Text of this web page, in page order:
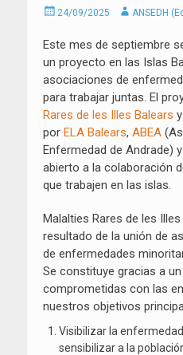
Enviado
24/09/2025 AutorANSEDH
Este mes de septiembre
un proyecto en las Islas
asociaciones de
para trabajar juntas. El
Rares de les Illes Balears
por ELA Balears, ABEA
Enfermedad de Andrade)
abierto a la colaboración
que trabajen en las islas.
Malalties Rares de les
resultado de la unión de
de enfermedades
Se constituye gracias a
comprometidas con las
nuestros objetivos
Visibilizar la
sensibilizar a la